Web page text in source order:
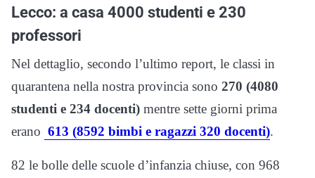
Lecco: a casa 4000 studenti e 230
professori
Nel dettaglio, secondo l’ultimo report, le classi in
quarantena nella nostra provincia sono 270 (4080
studenti e 234 docenti) mentre sette giorni prima
erano 613 (8592 bimbi e ragazzi 320 docenti).
82 le bolle delle scuole d’infanzia chiuse, con 968